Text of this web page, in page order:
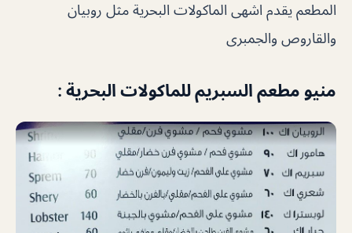
المطعم يقدم اشهى الماكولات البحرية مثل روبيان
والقاروص والجمبرى
منيو مطعم السبريم للماكولات البحرية :